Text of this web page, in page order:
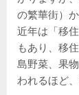
の繁華街）
近年は「移
もあり、移
島野菜、果
われるほど